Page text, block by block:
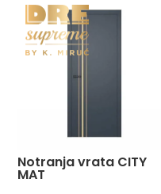
Notranja vrata CITY
MAT